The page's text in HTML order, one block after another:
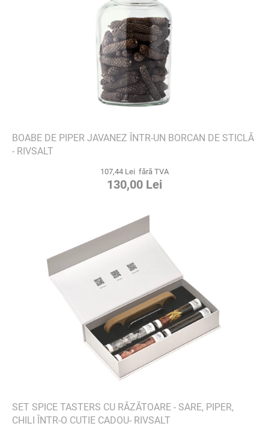
BOABE DE PIPER JAVANEZ ÎNTR-UN BORCAN DE STICLĂ
- RIVSALT
107,44 Lei fără TVA
130,00 Lei
SET SPICE TASTERS CU RĂZĂTOARE - SARE, PIPER,
CHILI ÎNTR-O CUTIE CADOU- RIVSALT